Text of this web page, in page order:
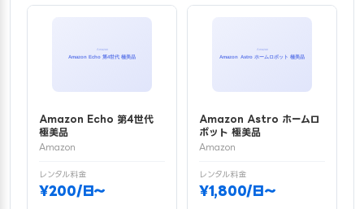
Amazon Echo 第4世代
極美品
Amazon
レンタル料金
¥200/日〜
Amazon Astro ホームロ
ボット 極美品
Amazon
レンタル料金
¥1,800/日〜